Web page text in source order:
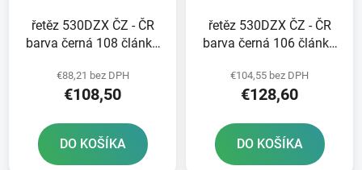
řetěz 530DZX ČZ - ČR
barva černá 108 článků
RIVET
€88,21 bez DPH
€108,50
DO KOŠÍKA
řetěz 530DZX ČZ - ČR
barva černá 106 článků
RIVET
€104,55 bez DPH
€128,60
DO KOŠÍKA